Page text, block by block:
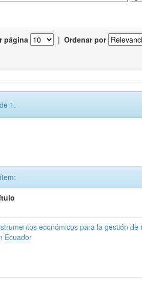
página | Ordenar por
1.
económicos para la gestión de
Ecuador